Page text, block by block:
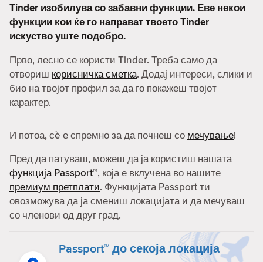
Tinder изобилува со забавни функции. Еве некои
функции кои ќе го направат твоето Tinder
искуство уште подобро.
Прво, лесно се користи Tinder. Треба само да
отвориш корисничка сметка. Додај интереси, слики и
био на твојот профил за да го покажеш твојот
карактер.
И потоа, сè е спремно за да почнеш со мечување!
Пред да патуваш, можеш да ја користиш нашата
функција Passport™, која е вклучена во нашите
премиум претплати. Функцијата Passport ти
овозможува да ја смениш локацијата и да мечуваш
со членови од друг град.
Passport™ до секоја локација